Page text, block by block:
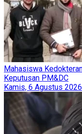
Mahasiswa
Keputusan PM&DC
Kamis, 6 Agustus 2026